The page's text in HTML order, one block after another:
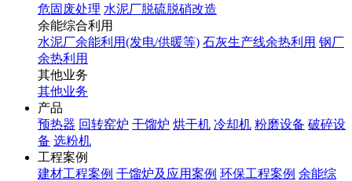
危固废处理 水泥厂脱硫脱硝改造
余能综合利用
水泥厂余能利用(发电/供暖等) 石灰生产线余热利用 钢厂
余热利用
其他业务
其他业务
产品
预热器 回转窑炉 干馏炉 烘干机 冷却机 粉磨设备 破碎设
备 选粉机
工程案例
建材工程案例 干馏炉及应用案例 环保工程案例 余能综